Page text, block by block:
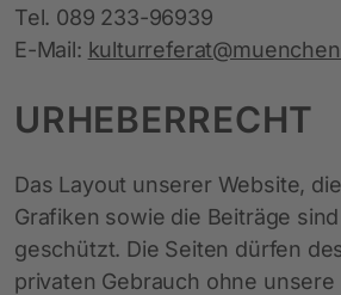
Tel. 089 233-96939
E-Mail:
URHEBERRECHT
Das Layout unserer Website,
Grafiken sowie die Beiträge
geschützt. Die Seiten dürfen
privaten Gebrauch ohne